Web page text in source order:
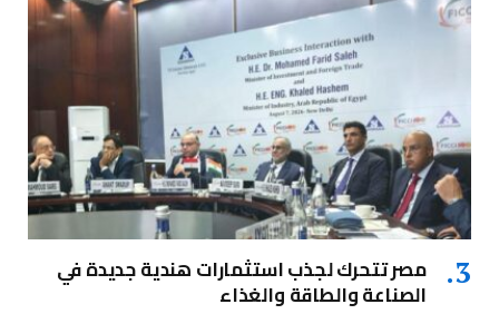
مصر تتحرك لجذب استثمارات هندية جديدة في
الصناعة والطاقة والغذاء